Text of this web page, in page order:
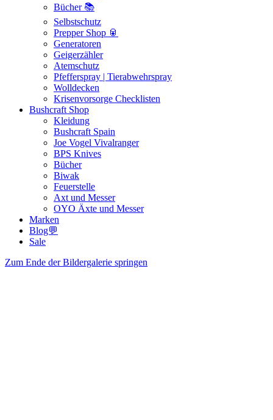
Bücher 📚
Selbstschutz
Prepper Shop 🥫
Generatoren
Geigerzähler
Atemschutz
Pfefferspray | Tierabwehrspray
Wolldecken
Krisenvorsorge Checklisten
Bushcraft Shop
Kleidung
Bushcraft Spain
Joe Vogel Vivalranger
BPS Knives
Bücher
Biwak
Feuerstelle
Axt und Messer
OYO Äxte und Messer
Marken
Blog💬
Sale
Zum Ende der Bildergalerie springen